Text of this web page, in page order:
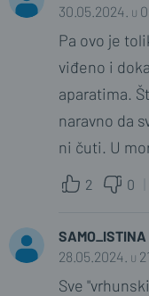
30.05.2024. u
Pa ovo je
viđeno i
aparatima.
naravno da
ni čuti. U
2 0
SAMO_ISTINA
28.05.2024. u
Sve